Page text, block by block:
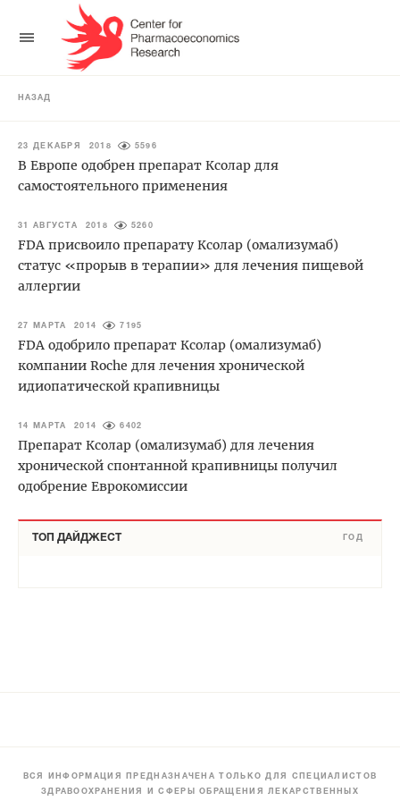
НАЗАД
23 ДЕКАБРЯ 2018 5596
В Европе одобрен препарат Ксолар для
самостоятельного применения
31 АВГУСТА 2018 5260
FDA присвоило препарату Ксолар (омализумаб)
статус «прорыв в терапии» для лечения пищевой
аллергии
27 МАРТА 2014 7195
FDA одобрило препарат Ксолар (омализумаб)
компании Roche для лечения хронической
идиопатической крапивницы
14 МАРТА 2014 6402
Препарат Ксолар (омализумаб) для лечения
хронической спонтанной крапивницы получил
одобрение Еврокомиссии
ТОП ДАЙДЖЕСТ ГОД
ВСЯ ИНФОРМАЦИЯ ПРЕДНАЗНАЧЕНА ТОЛЬКО ДЛЯ СПЕЦИАЛИСТОВ
ЗДРАВООХРАНЕНИЯ И СФЕРЫ ОБРАЩЕНИЯ ЛЕКАРСТВЕННЫХ